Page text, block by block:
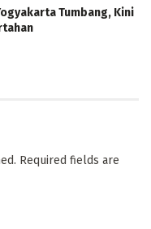
Tumbang, Kini
Required fields are